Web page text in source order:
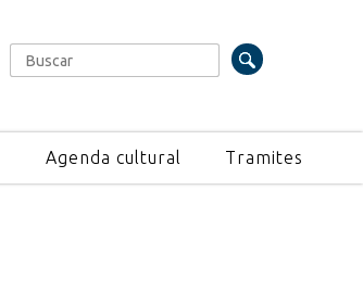
Formulario de búsqueda
Buscar
Agenda cultural Tramites